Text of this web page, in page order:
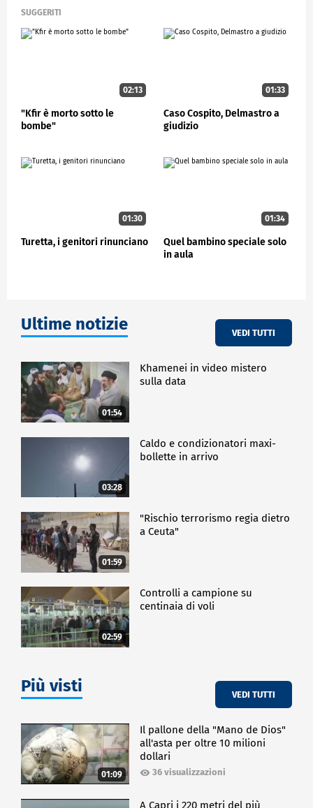
SUGGERITI
02:13
"Kfir è morto sotto le
bombe"
01:33
Caso Cospito, Delmastro a
giudizio
01:30
Turetta, i genitori rinunciano
01:34
Quel bambino speciale solo
in aula
Ultime notizie VEDI TUTTI
01:54
Khamenei in video mistero
sulla data
03:28
Caldo e condizionatori maxi-
bollette in arrivo
01:59
"Rischio terrorismo regia dietro
a Ceuta"
02:59
Controlli a campione su
centinaia di voli
Più visti VEDI TUTTI
01:09
Il pallone della "Mano de Dios"
all'asta per oltre 10 milioni
dollari
36 visualizzazioni
A Capri i 220 metri del più